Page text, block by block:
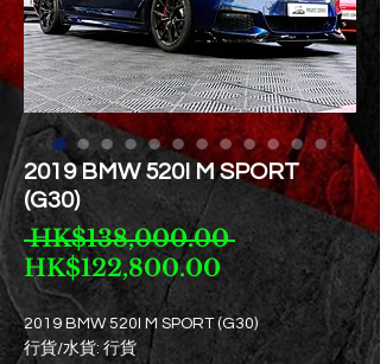
2019 BMW 520I M SPORT
(G30)
HK$138,000.00 Regular
Price
HK$122,800.00Sale
Price
2019 BMW 520I M SPORT (G30)
行貨/水貨: 行貨